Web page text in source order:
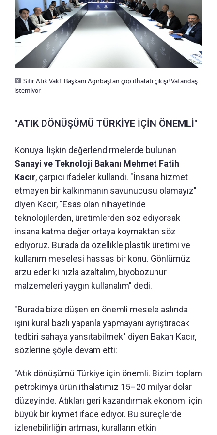
Sıfır Atık Vakfı Başkanı Ağırbaştan çöp ithalatı çıkışı! Vatandaş
istemiyor
"ATIK DÖNÜŞÜMÜ TÜRKİYE İÇİN ÖNEMLİ"
Konuya ilişkin değerlendirmelerde bulunan
Sanayi ve Teknoloji Bakanı Mehmet Fatih
Kacır, çarpıcı ifadeler kullandı. "İnsana hizmet
etmeyen bir kalkınmanın savunucusu olamayız"
diyen Kacır, "Esas olan nihayetinde
teknolojilerden, üretimlerden söz ediyorsak
insana katma değer ortaya koymaktan söz
ediyoruz. Burada da özellikle plastik üretimi ve
kullanım meselesi hassas bir konu. Gönlümüz
arzu eder ki hızla azaltalım, biyobozunur
malzemeleri yaygın kullanalım" dedi.
"Burada bize düşen en önemli mesele aslında
işini kural bazlı yapanla yapmayanı ayrıştıracak
tedbiri sahaya yansıtabilmek" diyen Bakan Kacır,
sözlerine şöyle devam etti:
"Atık dönüşümü Türkiye için önemli. Bizim toplam
petrokimya ürün ithalatımız 15–20 milyar dolar
düzeyinde. Atıkları geri kazandırmak ekonomi için
büyük bir kıymet ifade ediyor. Bu süreçlerde
izlenebilirliğin artması, kuralların etkin